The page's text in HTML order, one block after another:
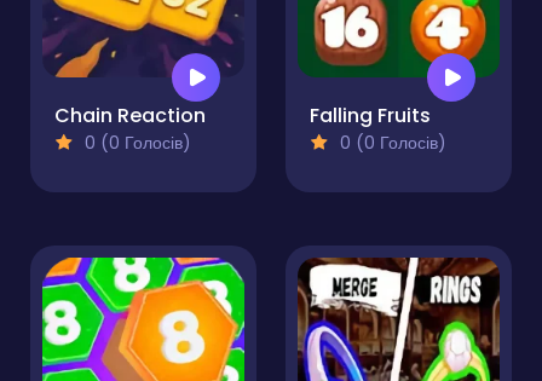
Chain Reaction
0 (0 Голосів)
Falling Fruits
0 (0 Голосів)